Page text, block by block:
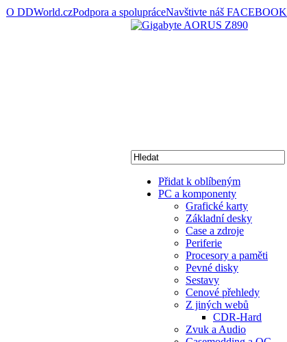
O DDWorld.czPodpora a spolupráceNavštivte náš FACEBOOK
Přidat k oblíbeným
PC a komponenty
Grafické karty
Základní desky
Case a zdroje
Periferie
Procesory a paměti
Pevné disky
Sestavy
Cenové přehledy
Z jiných webů
CDR-Hard
Zvuk a Audio